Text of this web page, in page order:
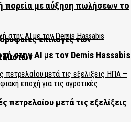
επιλογές των
πορεία με αύξηση πωλήσεων το
στην AI με τον Demis Hassabis
πετρελαίου μετά τις εξελίξεις